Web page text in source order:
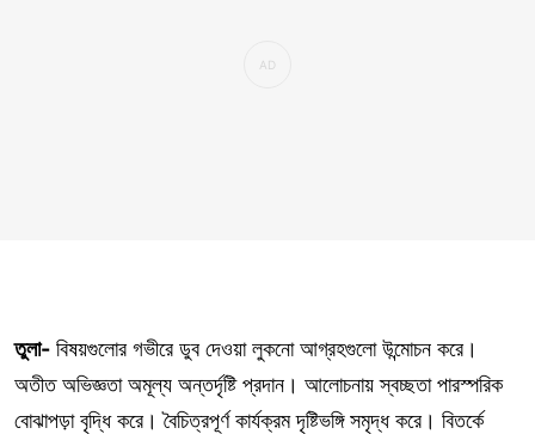
তুলা- বিষয়গুলোর গভীরে ডুব দেওয়া লুকনো আগ্রহগুলো উন্মোচন করে।
অতীত অভিজ্ঞতা অমূল্য অন্তর্দৃষ্টি প্রদান। আলোচনায় স্বচ্ছতা পারস্পরিক
বোঝাপড়া বৃদ্ধি করে। বৈচিত্রপূর্ণ কার্যক্রম দৃষ্টিভঙ্গি সমৃদ্ধ করে। বিতর্কে